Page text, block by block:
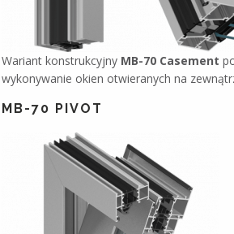
Wariant konstrukcyjny MB-70 Casement
wykonywanie okien otwieranych na
MB-70 PIVOT